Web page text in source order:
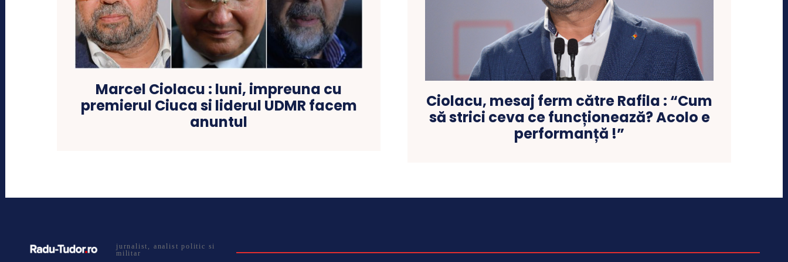
Marcel Ciolacu : luni, impreuna cu
premierul Ciuca si liderul UDMR facem
anuntul
Ciolacu, mesaj ferm către Rafila : “Cum
să strici ceva ce funcționează? Acolo e
performanță !”
jurnalist, analist politic si
militar